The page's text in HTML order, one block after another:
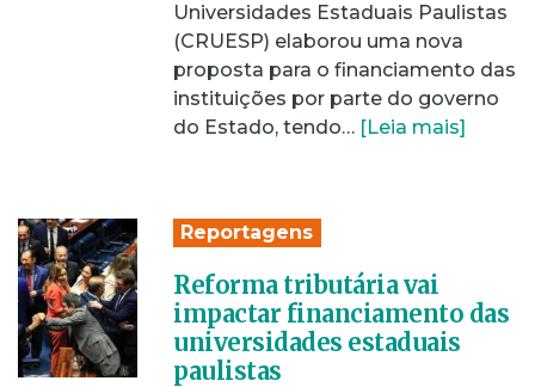
Universidades Estaduais Paulistas
(CRUESP) elaborou uma nova
proposta para o financiamento das
instituições por parte do governo
do Estado, tendo… [Leia mais]
Reportagens
Reforma tributária vai
impactar financiamento das
universidades estaduais
paulistas